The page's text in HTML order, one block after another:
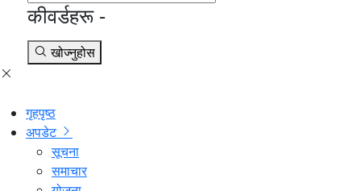
कीवर्डहरू -
खोज्नुहोस
गृहपृष्ठ
अपडेट
सूचना
समाचार